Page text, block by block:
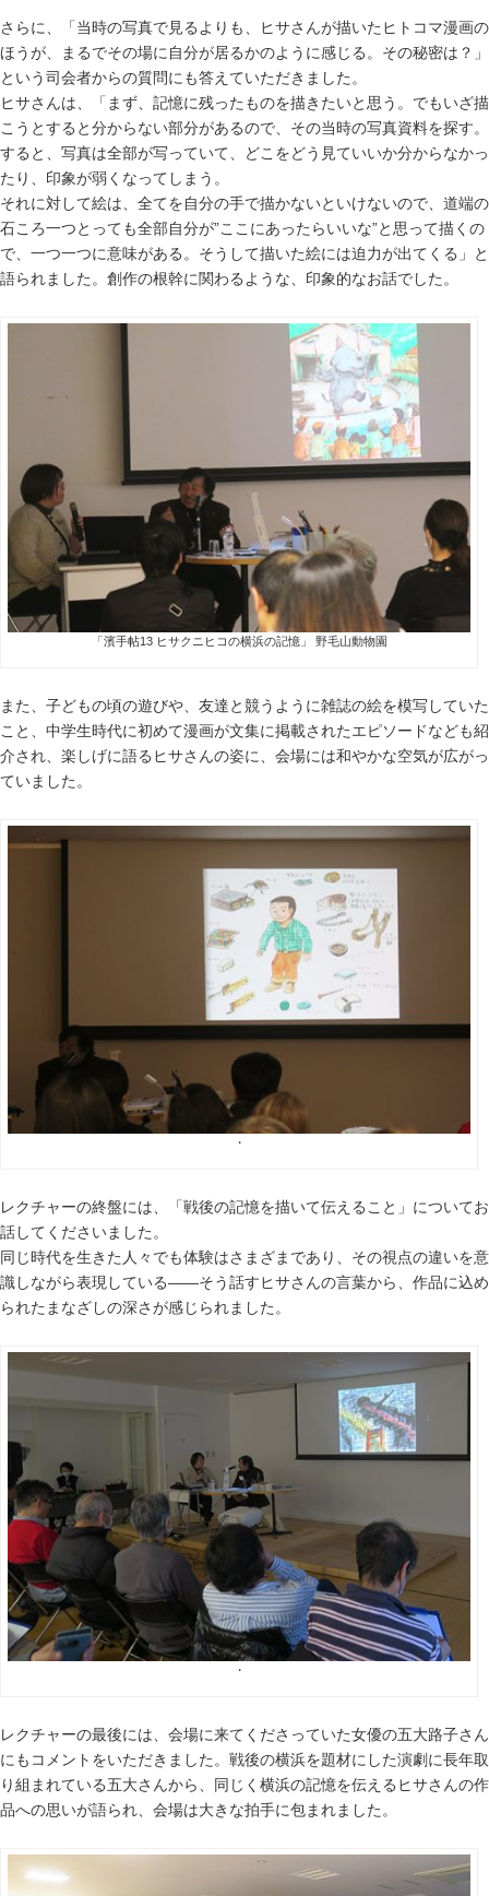
さらに、「当時の写真で見るよりも、ヒサさんが描いたヒトコマ漫画の
ほうが、まるでその場に自分が居るかのように感じる。その秘密は？」
という司会者からの質問にも答えていただきました。
ヒサさんは、「まず、記憶に残ったものを描きたいと思う。でもいざ描
こうとすると分からない部分があるので、その当時の写真資料を探す。
すると、写真は全部が写っていて、どこをどう見ていいか分からなかっ
たり、印象が弱くなってしまう。
それに対して絵は、全てを自分の手で描かないといけないので、道端の
石ころ一つとっても全部自分が”ここにあったらいいな”と思って描くの
で、一つ一つに意味がある。そうして描いた絵には迫力が出てくる」と
語られました。創作の根幹に関わるような、印象的なお話でした。
「濱手帖13 ヒサクニヒコの横浜の記憶」 野毛山動物園
また、子どもの頃の遊びや、友達と競うように雑誌の絵を模写していた
こと、中学生時代に初めて漫画が文集に掲載されたエピソードなども紹
介され、楽しげに語るヒサさんの姿に、会場には和やかな空気が広がっ
ていました。
・
レクチャーの終盤には、「戦後の記憶を描いて伝えること」についてお
話してくださいました。
同じ時代を生きた人々でも体験はさまざまであり、その視点の違いを意
識しながら表現している――そう話すヒサさんの言葉から、作品に込め
られたまなざしの深さが感じられました。
・
レクチャーの最後には、会場に来てくださっていた女優の五大路子さん
にもコメントをいただきました。戦後の横浜を題材にした演劇に長年取
り組まれている五大さんから、同じく横浜の記憶を伝えるヒサさんの作
品への思いが語られ、会場は大きな拍手に包まれました。